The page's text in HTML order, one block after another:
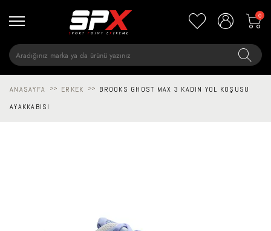
0
ANASAYFA >> ERKEK >>
BROOKS GHOST MAX 3 KADIN YOL KOŞUSU
AYAKKABISI